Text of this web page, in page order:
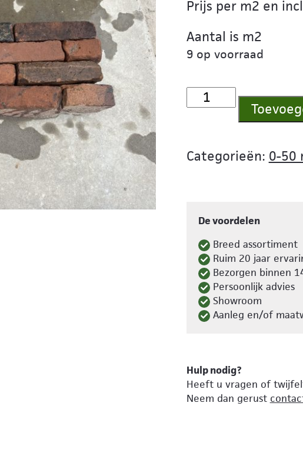
Prijs per m2 en
Aantal is m2
9 op voorraad
Waalformaat
Categorieën: 0-50
De voordelen
Breed assortiment
Ruim 20 jaar
Bezorgen binnen
Persoonlijk advies
Showroom
Aanleg en/of
Hulp nodig?
Heeft u vragen of
Neem dan gerust